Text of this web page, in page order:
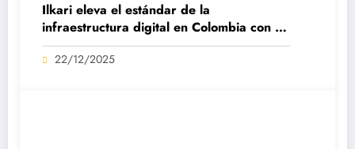
Ilkari eleva el estándar de la
infraestructura digital en Colombia con su
datacenter certificado Nivel IV de ICREA
22/12/2025